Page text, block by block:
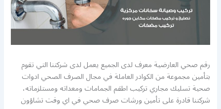
رقم صحي العارضية معرف لدى الجميع يعمل لدى شركتنا التي تقوم
بتأمين مجموعة من الكوادر العاملة في مجال الصرف الصحي ادوات
صحية تسليك مجاري تركيب اطقم الجمامات ومعداته ومستلزماته،
شركتنا قادرة على تأمين ورشات صرف صحي في اي وقت تشاؤون